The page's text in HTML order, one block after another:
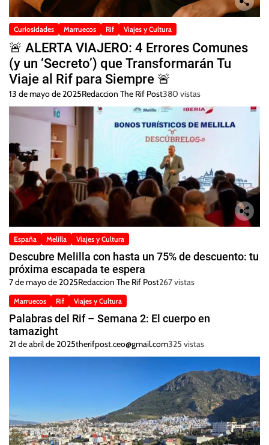
Curiosidades Marruecos Rif Viajes y Cultura
🚨 ALERTA VIAJERO: 4 Errores Comunes
(y un ‘Secreto’) que Transformarán Tu
Viaje al Rif para Siempre 🚨
13 de mayo de 2025Redaccion The Rif Post380 vistas
España Melilla Viajes y Cultura
Descubre Melilla con hasta un 75% de descuento: tu
próxima escapada te espera
7 de mayo de 2025Redaccion The Rif Post267 vistas
Marruecos Rif Viajes y Cultura
Palabras del Rif – Semana 2: El cuerpo en
tamazight
21 de abril de 2025therifpost.ceo@gmail.com325 vistas